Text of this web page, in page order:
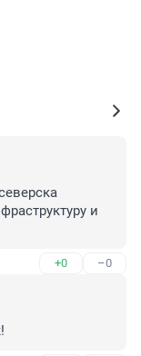
и
+0 –0